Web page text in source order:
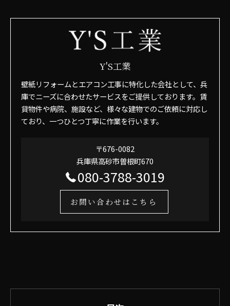
Y'S工業
壁紙リフォームとエアコン工事に特化した会社として、兵
庫でニーズに合わせたサービスをご提供しております。賃
貸物件や病院、施設など、様々な建物でのご依頼に対応し
ており、一つひとつ丁寧に作業を行います。
〒676-0082
兵庫県高砂市曽根町670
080-3788-3019
お問い合わせはこちら